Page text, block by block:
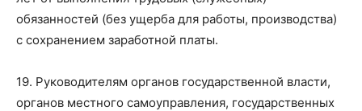
обязанностей (без ущерба для работы, производства)
с сохранением заработной платы.
19. Руководителям органов государственной власти,
органов местного самоуправления, государственных